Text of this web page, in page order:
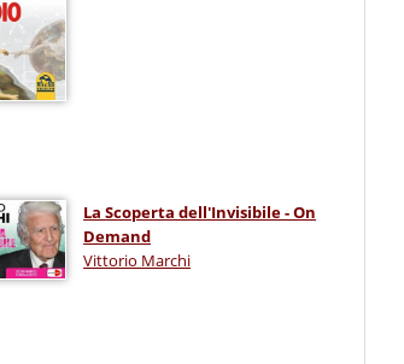
La Scoperta dell'Invisibile - On
Demand
Vittorio Marchi